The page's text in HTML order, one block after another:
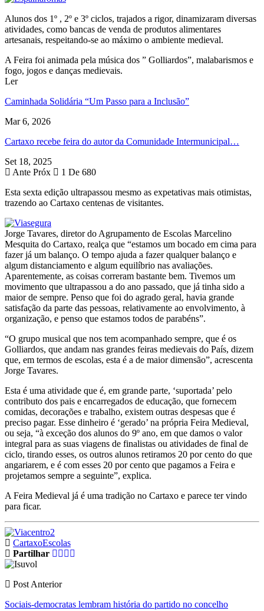
Alunos dos 1º , 2º e 3º ciclos, trajados a rigor, dinamizaram diversas
atividades, como bancas de venda de produtos alimentares
artesanais, respeitando-se ao máximo o ambiente medieval.
A Feira foi animada pela música dos ” Golliardos”, malabarismos e
fogo, jogos e danças medievais.
Ler
Caminhada Solidária “Um Passo para a Inclusão”
Mar 6, 2026
Cartaxo recebe feira do autor da Comunidade Intermunicipal…
Set 18, 2025
Ante Próx
1 De 680
Esta sexta edição ultrapassou mesmo as expetativas mais otimistas,
trazendo ao Cartaxo centenas de visitantes.
Jorge Tavares, diretor do Agrupamento de Escolas Marcelino
Mesquita do Cartaxo, realça que “estamos um bocado em cima para
fazer já um balanço. O tempo ajuda a fazer qualquer balanço e
algum distanciamento e algum equilíbrio nas avaliações.
Aparentemente, as coisas correram bastante bem. Tivemos um
movimento que ultrapassou a do ano passado, que já tinha sido a
maior de sempre. Penso que foi do agrado geral, havia grande
satisfação da parte das pessoas, relativamente ao envolvimento, à
organização, e penso que estamos todos de parabéns”.
“O grupo musical que nos tem acompanhado sempre, que é os
Golliardos, que andam nas grandes feiras medievais do País, dizem
que, em termos de escolas, esta é a de maior dimensão”, acrescenta
Jorge Tavares.
Esta é uma atividade que é, em grande parte, ‘suportada’ pelo
contributo dos pais e encarregados de educação, que fornecem
comidas, decorações e trabalho, existem outras despesas que é
preciso pagar. Esse dinheiro é ‘gerado’ na própria Feira Medieval,
ou seja, “à exceção dos alunos do 9º ano, em que damos o valor
integral para as suas viagens de finalistas ou atividades de final de
ciclo, tirando esses, os outros alunos retiramos 20 por cento do que
angariarem, e é com esses 20 por cento que pagamos a Feira e
projetamos sempre a seguinte”, explica.
A Feira Medieval já é uma tradição no Cartaxo e parece ter vindo
para ficar.
CartaxoEscolas
Partilhar
Post Anterior
Sociais-democratas lembram história do partido no concelho